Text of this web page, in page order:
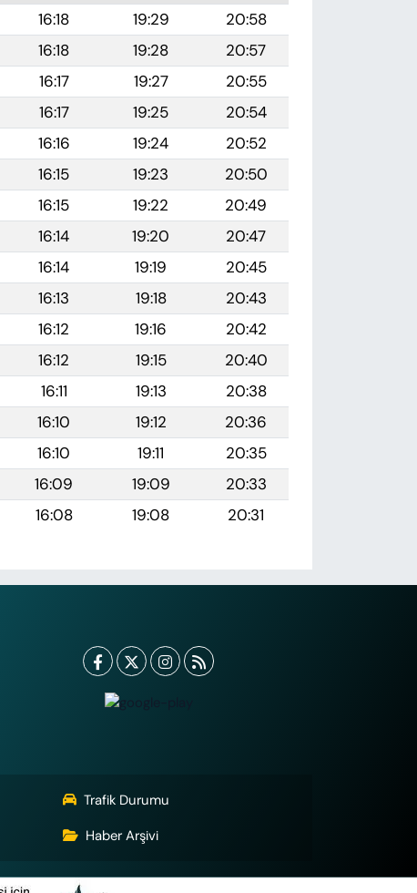
16:18 19:29
20:58
16:18 19:28
20:57
16:17 19:27
20:55
16:17 19:25
20:54
16:16 19:24
20:52
16:15 19:23
20:50
16:15 19:22
20:49
16:14 19:20
20:47
16:14 19:19
20:45
16:13 19:18
20:43
16:12 19:16
20:42
16:12 19:15
20:40
16:11 19:13
20:38
16:10 19:12
20:36
16:10 19:11
20:35
16:09 19:09
20:33
16:08 19:08 20:31
Trafik Durumu
Haber Arşivi